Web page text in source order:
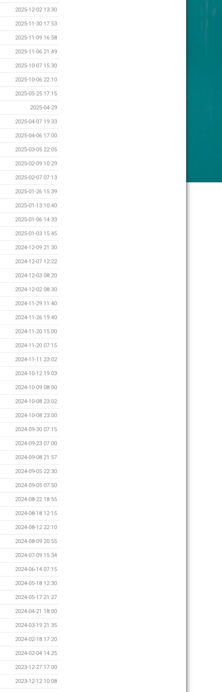
2025-12-02 13:30
2025-11-30 17:53
2025-11-09 16:58
2025-11-06 21:49
2025-10-07 15:30
2025-10-06 22:10
2025-05-25 17:15
2025-04-29
2025-04-07 19:33
2025-04-06 17:00
2025-03-05 22:05
2025-02-09 10:29
2025-02-07 07:13
2025-01-26 15:39
2025-01-13 10:40
2025-01-06 14:33
2025-01-03 15:45
2024-12-09 21:30
2024-12-07 12:22
2024-12-03 08:20
2024-12-02 08:30
2024-11-29 11:40
2024-11-26 19:40
2024-11-20 15:00
2024-11-20 07:15
2024-11-11 23:02
2024-10-12 19:03
2024-10-09 08:00
2024-10-08 23:02
2024-10-08 23:00
2024-09-30 07:15
2024-09-23 07:00
2024-09-08 21:57
2024-09-05 22:30
2024-09-05 07:50
2024-08-22 18:55
2024-08-18 12:15
2024-08-12 22:10
2024-08-09 20:55
2024-07-09 15:34
2024-06-14 07:15
2024-05-18 12:30
2024-05-17 21:27
2024-04-21 18:00
2024-03-19 21:35
2024-02-18 17:20
2024-02-04 14:25
2023-12-27 17:00
2023-12-12 10:08